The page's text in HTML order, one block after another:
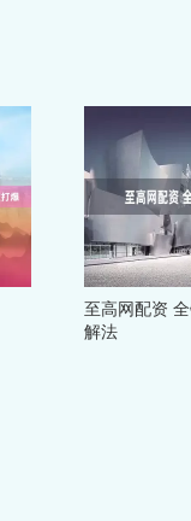
至高网配资
解法